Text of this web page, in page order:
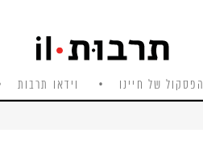
הפסקול של חיינו וידאו תרבות